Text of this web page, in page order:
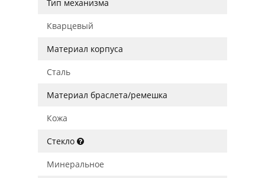
Тип механизма
Кварцевый
Материал корпуса
Сталь
Материал браслета/ремешка
Кожа
Стекло
Минеральное